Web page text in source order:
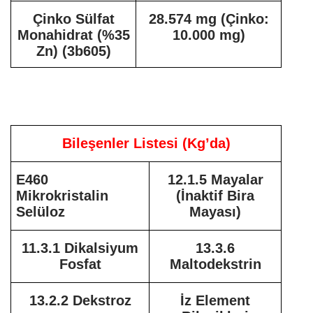
Çinko Sülfat
Monahidrat (%35
Zn) (3b605)
28.574 mg (Çinko:
10.000 mg)
Bileşenler Listesi (Kg’da)
E460
Mikrokristalin
Selüloz
12.1.5 Mayalar
(İnaktif Bira
Mayası)
11.3.1 Dikalsiyum
Fosfat
13.3.6
Maltodekstrin
13.2.2 Dekstroz
İz Element